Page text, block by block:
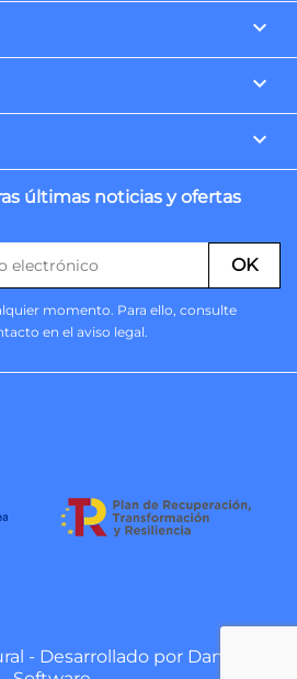



últimas noticias y ofertas
momento. Para ello, consulte
en el aviso legal.
- Desarrollado por Danzai